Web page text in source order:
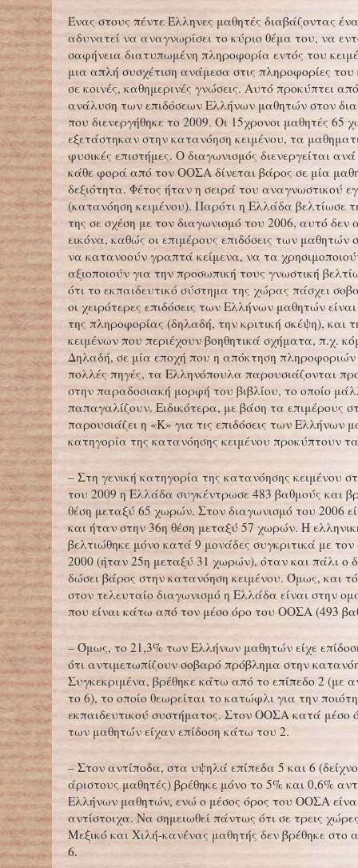
Ένας στους πέντε Έλληνες μαθητές διαβάζοντας
αδυνατεί να αναγνωρίσει το κύριο θέμα του, να
σαφήνεια διατυπωμένη πληροφορία εντός του
μια απλή συσχέτιση ανάμεσα στις πληροφορίες
σε κοινές, καθημερινές γνώσεις. Αυτό προκύπτει
ανάλυση των επιδόσεων Ελλήνων μαθητών στον
που διενεργήθηκε το 2009. Οι 15χρονοι μαθητές 65
εξετάστηκαν στην κατανόηση κειμένου, τα
φυσικές επιστήμες. Ο διαγωνισμός διενεργείται ανά
κάθε φορά από τον ΟΟΣΑ δίνεται βάρος σε μία
δεξιότητα. Φέτος ήταν η σειρά του αναγνωστικού
(κατανόηση κειμένου). Παρότι η Ελλάδα βελτίωσε
της σε σχέση με τον διαγωνισμό του 2006, αυτό δεν
εικόνα, καθώς οι επιμέρους επιδόσεις των μαθητών
να κατανοούν γραπτά κείμενα, να τα
αξιοποιούν για την προσωπική τους γνωστική
ότι το εκπαιδευτικό σύστημα της χώρας πάσχει
οι χειρότερες επιδόσεις των Ελλήνων μαθητών
της πληροφορίας (δηλαδή, την κριτική σκέψη), και
κειμένων που περιέχουν βοηθητικά σχήματα, π.χ.
Δηλαδή, σε μία εποχή που η απόκτηση πληροφοριών
πολλές πηγές, τα Ελληνόπουλα παρουσιάζονται
στην παραδοσιακή μορφή του βιβλίου, το οποίο
παπαγαλίζουν. Ειδικότερα, με βάση τα επιμέρους
παρουσιάζει η «Κ» για τις επιδόσεις των Ελλήνων
κατηγορία της κατανόησης κειμένου προκύπτουν
– Στη γενική κατηγορία της κατανόησης κειμένου
του 2009 η Ελλάδα συγκέντρωσε 483 βαθμούς και
θέση μεταξύ 65 χωρών. Στον διαγωνισμό του 2006
και ήταν στην 36η θέση μεταξύ 57 χωρών. Η
βελτιώθηκε μόνο κατά 9 μονάδες συγκριτικά με
2000 (ήταν 25η μεταξύ 31 χωρών), όταν και πάλι ο
δώσει βάρος στην κατανόηση κειμένου. Όμως, και
στον τελευταίο διαγωνισμό η Ελλάδα είναι στην
που είναι κάτω από τον μέσο όρο του ΟΟΣΑ (493
– Όμως, το 21,3% των Ελλήνων μαθητών είχε
ότι αντιμετωπίζουν σοβαρό πρόβλημα στην
Συγκεκριμένα, βρέθηκε κάτω από το επίπεδο 2 (με
το 6), το οποίο θεωρείται το κατώφλι για την
εκπαιδευτικού συστήματος. Στον ΟΟΣΑ κατά μέσο
των μαθητών είχαν επίδοση κάτω του 2.
– Στον αντίποδα, στα υψηλά επίπεδα 5 και 6
άριστους μαθητές) βρέθηκε μόνο το 5% και 0,6%
Ελλήνων μαθητών, ενώ ο μέσος όρος του ΟΟΣΑ
αντίστοιχα. Να σημειωθεί πάντως ότι σε τρεις
Μεξικό και Χιλή-κανένας μαθητής δεν βρέθηκε στο
6.